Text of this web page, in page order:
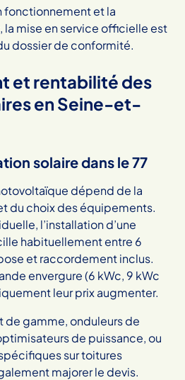
fonctionnement et la
la mise en service officielle est
dossier de conformité.
et rentabilité des
en Seine-et-
solaire dans le 77
dépend de la
du choix des équipements.
l’installation d’une
habituellement entre 6
et raccordement inclus.
envergure (6 kWc, 9 kWc
leur prix augmenter.
de gamme, onduleurs de
de puissance, ou
sur toitures
majorer le devis.